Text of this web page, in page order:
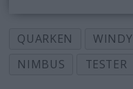
QUARKEN WINDY
NIMBUS
TESTER